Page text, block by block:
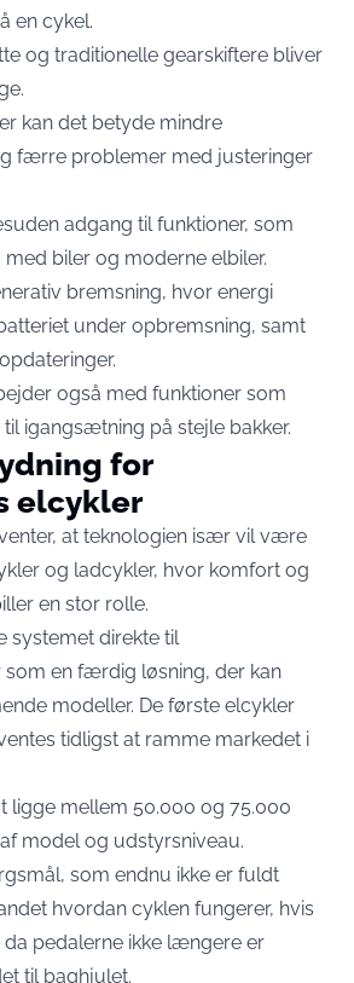
en cykel.
og traditionelle gearskiftere bliver
kan det betyde mindre
færre problemer med justeringer
adgang til funktioner, som
biler og moderne elbiler.
bremsning, hvor energi
under opbremsning, samt
også med funktioner som
igangsætning på stejle bakker.
for
elcykler
at teknologien især vil være
og ladcykler, hvor komfort og
en stor rolle.
systemet direkte til
en færdig løsning, der kan
modeller. De første elcykler
tidligst at ramme markedet i
ligge mellem 50.000 og 75.000
model og udstyrsniveau.
som endnu ikke er fuldt
hvordan cyklen fungerer, hvis
da pedalerne ikke længere er
til baghjulet.